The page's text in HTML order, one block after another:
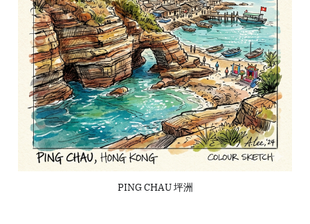
PING CHAU 坪洲